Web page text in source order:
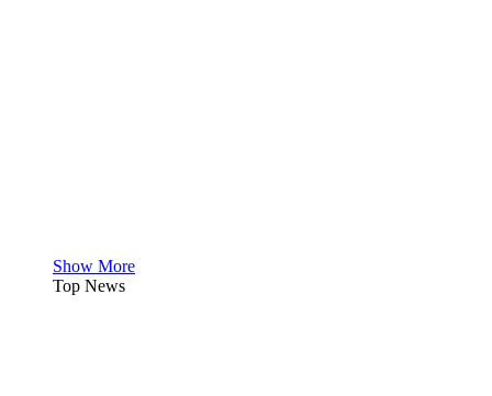
Show More
Top News